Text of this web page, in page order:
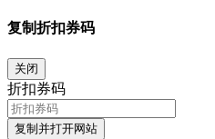
复制折扣券码
关闭
折扣券码
复制并打开网站